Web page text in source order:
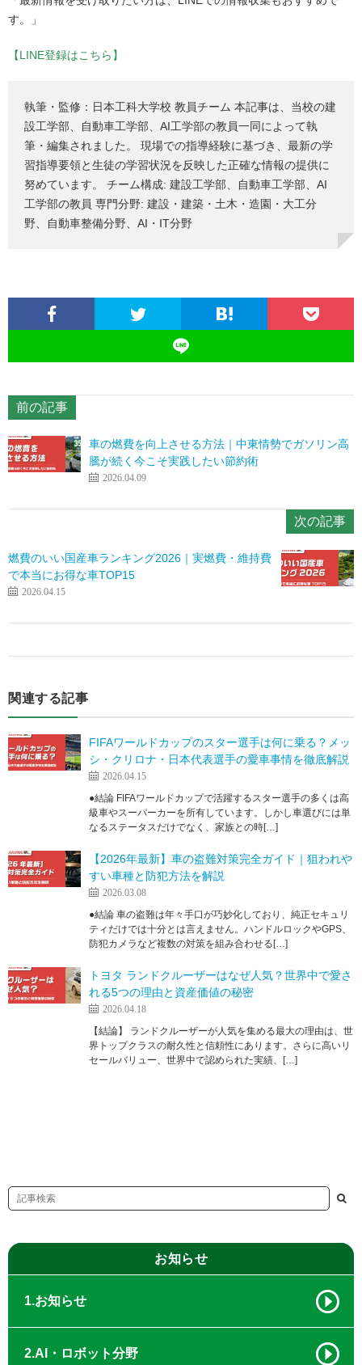
す。」
【LINE登録はこちら】
執筆・監修：日本工科大学校 教員チーム 本記事は、当校の建
設工学部、自動車工学部、AI工学部の教員一同によって執
筆・編集されました。 現場での指導経験に基づき、最新の学
習指導要領と生徒の学習状況を反映した正確な情報の提供に
努めています。 チーム構成: 建設工学部、自動車工学部、AI
工学部の教員 専門分野: 建設・建築・土木・造園・大工分
野、自動車整備分野、AI・IT分野
前の記事
車の燃費を向上させる方法｜中東情勢でガソリン高
騰が続く今こそ実践したい節約術
2026.04.09
次の記事
燃費のいい国産車ランキング2026｜実燃費・維持費
で本当にお得な車TOP15
2026.04.15
関連する記事
FIFAワールドカップのスター選手は何に乗る？メッ
シ・クリロナ・日本代表選手の愛車事情を徹底解説
2026.04.15
●結論 FIFAワールドカップで活躍するスター選手の多くは高
級車やスーパーカーを所有しています。しかし車選びには単
なるステータスだけでなく、家族との時[…]
【2026年最新】車の盗難対策完全ガイド｜狙われや
すい車種と防犯方法を解説
2026.03.08
●結論 車の盗難は年々手口が巧妙化しており、純正セキュリ
ティだけでは十分とは言えません。ハンドルロックやGPS、
防犯カメラなど複数の対策を組み合わせる[…]
トヨタ ランドクルーザーはなぜ人気？世界中で愛さ
れる5つの理由と資産価値の秘密
2026.04.18
【結論】 ランドクルーザーが人気を集める最大の理由は、世
界トップクラスの耐久性と信頼性にあります。さらに高いリ
セールバリュー、世界中で認められた実績、[…]
お知らせ
1.お知らせ
2.AI・ロボット分野